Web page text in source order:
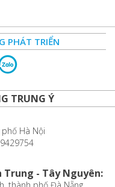
PHÁT TRIỂN
TRUNG Ý
Hà Nội
- Tây Nguyên:
thành phố Đà Nẵng